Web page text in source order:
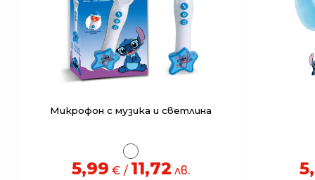
Микрофон с музика и светлина
5,99 € / 11,72 лв.